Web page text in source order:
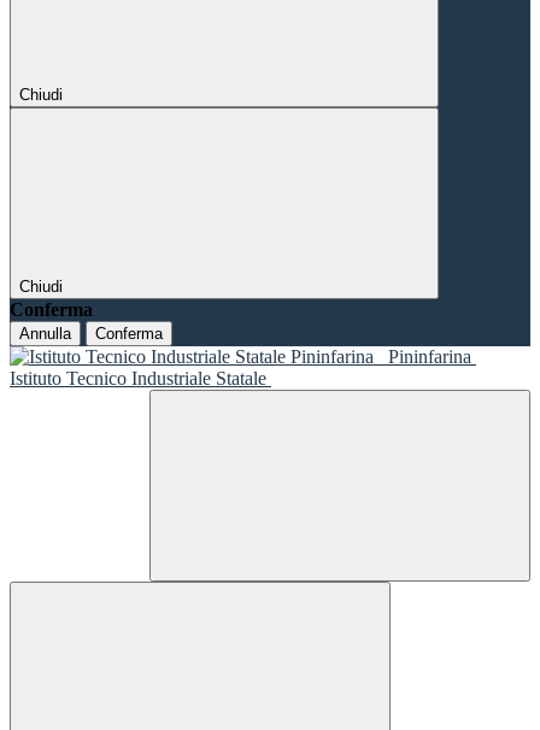
Chiudi
Chiudi
Conferma
Annulla Conferma
Pininfarina
Istituto Tecnico Industriale Statale